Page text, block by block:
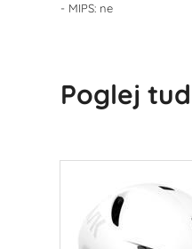
- MIPS: ne
Poglej